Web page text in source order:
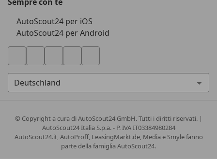
AutoScout24 per iOS
AutoScout24 per Android
© Copyrighta cura di AutoScout24 GmbH. Tutti i diritti riservati. |
AutoScout24 Italia S.p.a. - P. IVA IT03384980284
AutoScout24.it, AutoProff, LeasingMarkt.de, Media e Smyle fanno
parte della famiglia AutoScout24.